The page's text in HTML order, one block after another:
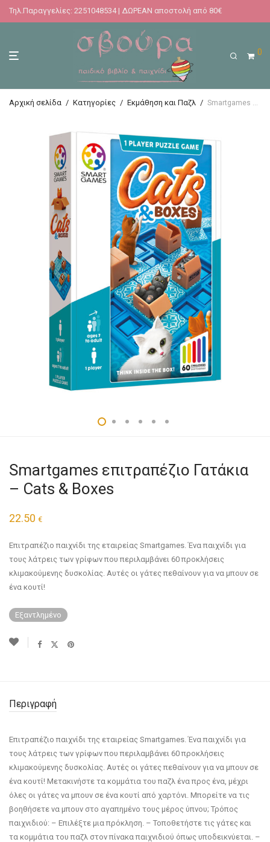
Τηλ.Παραγγελίες: 2251048534 | ΔΩΡΕΑΝ αποστολή από 80€
0
Αρχική σελίδα / Κατηγορίες / Εκμάθηση και Παζλ / Smartgames επιτραπέζιο Γατάκια – Cats & Boxes
Smartgames επιτραπέζιο Γατάκια
– Cats & Boxes
22.50 €
Eπιτραπέζιο παιχνίδι της εταιρείας Smartgames. Ένα παιχνίδι για
τους λάτρεις των γρίφων που περιλαμβάνει 60 προκλήσεις
κλιμακούμενης δυσκολίας. Αυτές οι γάτες πεθαίνουν για να μπουν σε
ένα κουτί!
Εξαντλημένο
Περιγραφή
Eπιτραπέζιο παιχνίδι της εταιρείας Smartgames. Ένα παιχνίδι για
τους λάτρεις των γρίφων που περιλαμβάνει 60 προκλήσεις
κλιμακούμενης δυσκολίας. Αυτές οι γάτες πεθαίνουν για να μπουν σε
ένα κουτί! Μετακινήστε τα κομμάτια του παζλ ένα προς ένα, μέχρι
όλες οι γάτες να μπουν σε ένα κουτί από χαρτόνι. Μπορείτε να τις
βοηθήσετε να μπουν στο αγαπημένο τους μέρος ύπνου; Τρόπος
παιχνιδιού: – Επιλέξτε μια πρόκληση. – Τοποθετήστε τις γάτες και
τα κομμάτια του παζλ στον πίνακα παιχνιδιού όπως υποδεικνύεται. –